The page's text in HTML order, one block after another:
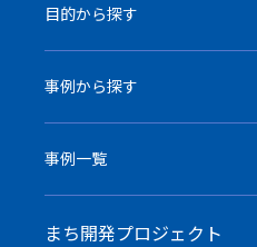
目的から探す
事例から探す
事例一覧
まち開発プロジェクト